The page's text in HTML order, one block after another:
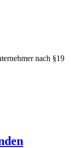
nach §19